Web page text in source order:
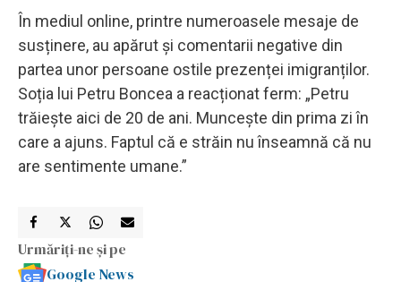
În mediul online, printre numeroasele mesaje de
susținere, au apărut și comentarii negative din
partea unor persoane ostile prezenței imigranților.
Soția lui Petru Boncea a reacționat ferm: „Petru
trăiește aici de 20 de ani. Muncește din prima zi în
care a ajuns. Faptul că e străin nu înseamnă că nu
are sentimente umane.”
Urmăriți-ne și pe
Google News